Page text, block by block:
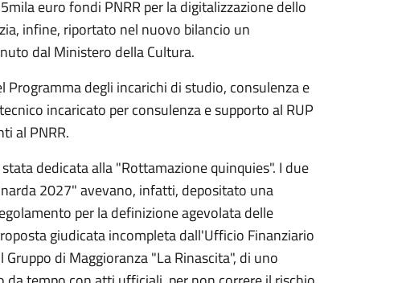
euro fondi PNRR per la digitalizzazione dello
infine, riportato nel nuovo bilancio un
dal Ministero della Cultura.
Programma degli incarichi di studio, consulenza e
incaricato per consulenza e supporto al RUP
al PNRR.
dedicata alla "Rottamazione quinquies". I due
2027" avevano, infatti, depositato una
per la definizione agevolata delle
giudicata incompleta dall'Ufficio Finanziario
di Maggioranza "La Rinascita", di uno